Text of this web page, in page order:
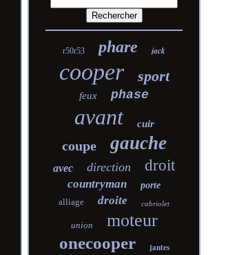
r50r53 phare jack
cooper sport
feux phase
avant cuir
coupe gauche
avec direction droit
countryman
porte
alliage
droite cabriolet
union moteur
onecooper jantes